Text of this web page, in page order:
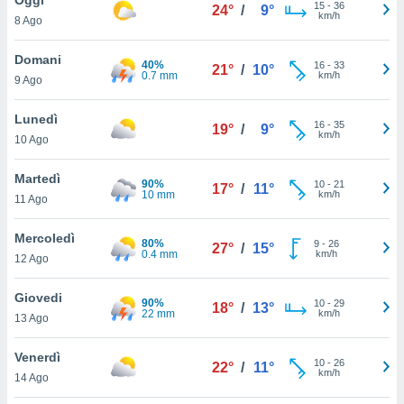
è
al sito
di
ci
di
il
un
la
nella
8 Ago
24° / 9° 15- 36
km/h
Domani
9 Ago
40%
0.7 mm
21° / 10° 16- 33
km/h
Lunedì
10 Ago
19° / 9° 16- 35
km/h
Martedì
11 Ago
90%
10 mm
17° / 11° 10- 21
km/h
Mercoledì
12 Ago
80%
0.4 mm
27° / 15° 9- 26
km/h
Giovedi
13 Ago
90%
22 mm
18° / 13° 10- 29
km/h
Venerdì
14 Ago
22° / 11° 10- 26
km/h